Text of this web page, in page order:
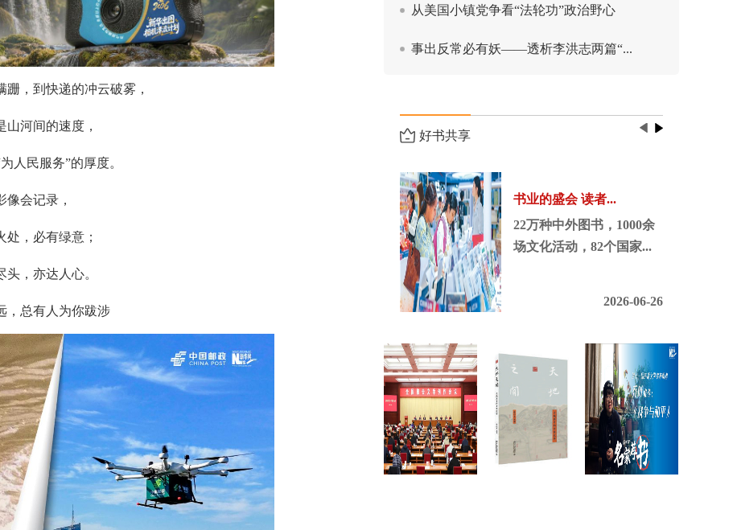
跚，到快递的冲云破雾，
山河间的速度，
人民服务”的厚度。
像会记录，
处，必有绿意；
头，亦达人心。
，总有人为你跋涉